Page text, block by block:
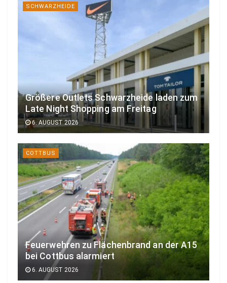
SCHWARZHEIDE
Größere Outlets Schwarzheide laden zum
Late Night Shopping am Freitag
6. AUGUST 2026
COTTBUS
Feuerwehren zu Flächenbrand an der A15
bei Cottbus alarmiert
6. AUGUST 2026